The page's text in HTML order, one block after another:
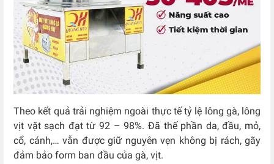
Theo kết quả trải nghiệm ngoài thực tế tỷ lệ lông gà, lông
vịt vặt sạch đạt từ 92 – 98%. Đã thế phần da, đầu, mỏ,
cổ, cánh,… vẫn được giữ nguyên vẹn không bị rách, gãy
đảm bảo form ban đầu của gà, vịt.